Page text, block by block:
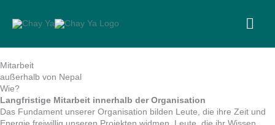
content
Mitarbeit
außerhalb von Nepal
Wie?
Langfristige Mitarbeit innerhalb der Organisation
Das Fundament unserer Organisation bilden Leute, die ihre Zeit und